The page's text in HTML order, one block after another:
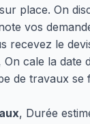
place. On
vos
recevez le
On cale la date
de travaux se
, Durée